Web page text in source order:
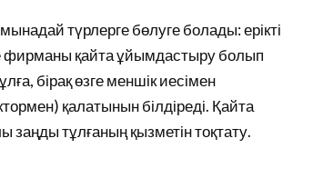
түрлерге бөлуге болады: ерікті
фирманы қайта ұйымдастыру болып
бірақ өзге меншік иесімен
қалатынын білдіреді. Қайта
заңды тұлғаның қызметін тоқтату.